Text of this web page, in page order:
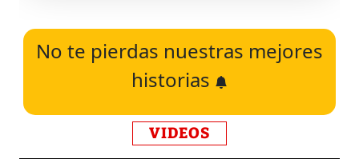
No te pierdas nuestras mejores
historias
VIDEOS